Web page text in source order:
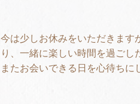
今は少しお休みをいただきます
り、一緒に楽しい時間を過ごし
またお会いできる日を心待ち